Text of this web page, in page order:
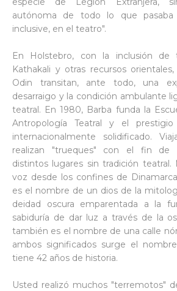
autónoma de todo lo que pasaba
inclusive, en el teatro".
En Holstebro, con la inclusión de
Kathakali y otras recursos
Odin transitan, ante todo, una
desarraigo y la condición ambulante
teatral. En 1980, Barba funda la
Antropología Teatral y el
internacionalmente solidificado.
realizan "trueques" con el fin de
distintos lugares sin tradición teatral.
voz desde los confines de
es el nombre de un dios de la
deidad oscura emparentada a la
sabiduría de dar luz a través de la
también es el nombre de una calle
ambos significados surge el
tiene 42 años de historia.
Usted realizó muchos "terremotos"